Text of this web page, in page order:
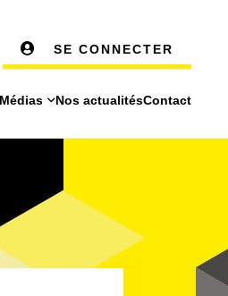
SE CONNECTER
Médias Nos actualitésContact